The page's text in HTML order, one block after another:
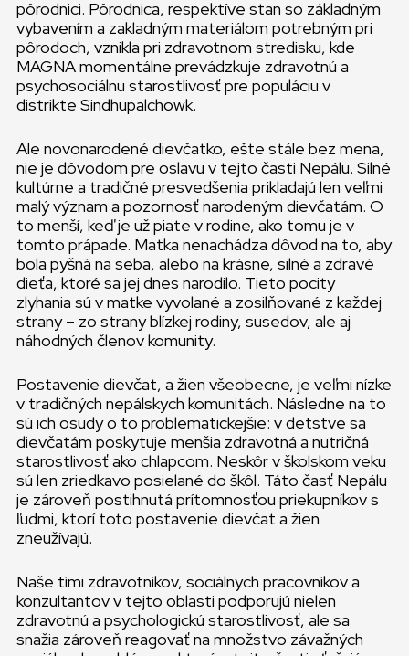
pôrodnici. Pôrodnica, respektíve stan so základným
vybavením a zakladným materiálom potrebným pri
pôrodoch, vznikla pri zdravotnom stredisku, kde
MAGNA momentálne prevádzkuje zdravotnú a
psychosociálnu starostlivosť pre populáciu v
distrikte Sindhupalchowk.
Ale novonarodené dievčatko, ešte stále bez mena,
nie je dôvodom pre oslavu v tejto časti Nepálu. Silné
kultúrne a tradičné presvedšenia prikladajú len veľmi
malý význam a pozornosť narodeným dievčatám. O
to menší, keď je už piate v rodine, ako tomu je v
tomto prápade. Matka nenachádza dôvod na to, aby
bola pyšná na seba, alebo na krásne, silné a zdravé
dieťa, ktoré sa jej dnes narodilo. Tieto pocity
zlyhania sú v matke vyvolané a zosilňované z každej
strany – zo strany blízkej rodiny, susedov, ale aj
náhodných členov komunity.
Postavenie dievčat, a žien všeobecne, je veľmi nízke
v tradičných nepálskych komunitách. Následne na to
sú ich osudy o to problematickejšie: v detstve sa
dievčatám poskytuje menšia zdravotná a nutričná
starostlivosť ako chlapcom. Neskôr v školskom veku
sú len zriedkavo posielané do škôl. Táto časť Nepálu
je zároveň postihnutá prítomnosťou priekupníkov s
ľudmi, ktorí toto postavenie dievčat a žien
zneužívajú.
Naše tími zdravotníkov, sociálnych pracovníkov a
konzultantov v tejto oblasti podporujú nielen
zdravotnú a psychologickú starostlivosť, ale sa
snažia zároveň reagovať na množstvo závažných